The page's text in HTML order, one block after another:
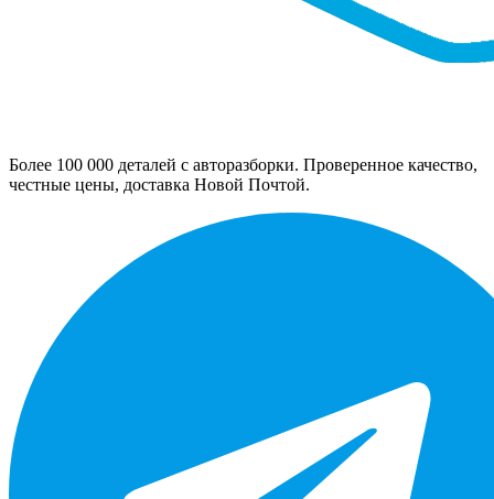
Более 100 000 деталей с авторазборки. Проверенное качество,
честные цены, доставка Новой Почтой.